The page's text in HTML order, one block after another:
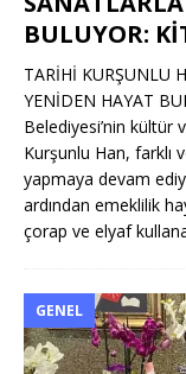
BULUYOR:
TARİHİ KURŞUNLU
YENİDEN HAYAT
Belediyesi’nin kültür
Kurşunlu Han, farklı
yapmaya devam
ardından emeklilik
çorap ve elyaf
GENEL